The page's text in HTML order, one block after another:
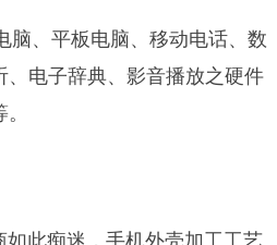
脑、平板电脑、移动电话、数
、电子辞典、影音播放之硬件